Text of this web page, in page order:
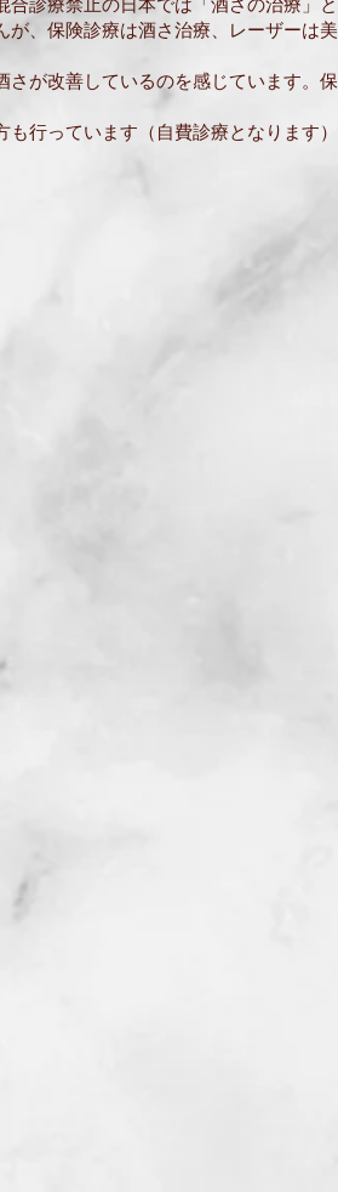
合診療禁止の日本では「酒さの治療」
、保険診療は酒さ治療、レーザーは
が改善しているのを感じています。
も行っています（自費診療となります